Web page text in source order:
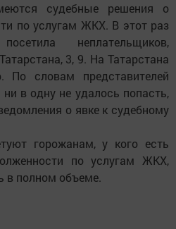
судебные решения о
по услугам ЖКХ. В этот раз
неплательщиков,
3, 9. На Татарстана
По словам представителей
в одну не удалось попасть,
о явке к судебному
горожанам, у кого есть
по услугам ЖКХ,
в полном объеме.